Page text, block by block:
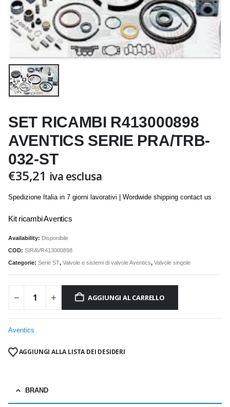
SET RICAMBI R413000898
AVENTICS SERIE PRA/TRB-
032-ST
€35,21 iva esclusa
Spedizione Italia in 7 giorni lavorativi | Wordwide shipping contact us
Kit ricambi Aventics
Availability: Disponibile
COD: SIRAVR413000898
Categorie: Serie ST, Valvole e sistemi di valvole Aventics, Valvole singole
AGGIUNGI AL CARRELLO
Aventics
AGGIUNGI ALLA LISTA DEI DESIDERI
BRAND